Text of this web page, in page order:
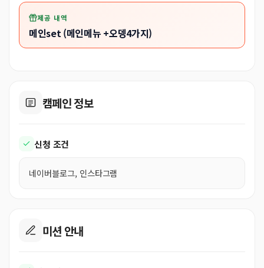
제공 내역
메인set (메인메뉴 +오뎅4가지)
캠페인 정보
신청 조건
네이버블로그, 인스타그램
미션 안내